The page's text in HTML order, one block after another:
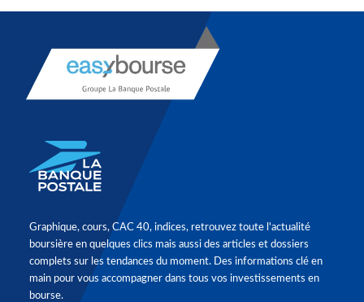
Graphique, cours, CAC 40, indices, retrouvez toute l'actualité
boursière en quelques clics mais aussi des articles et dossiers
complets sur les tendances du moment. Des informations clé en
main pour vous accompagner dans tous vos investissements en
bourse.